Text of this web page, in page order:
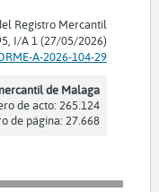
Registro Mercantil
I/A 1 (27/05/2026)
A-2026-104-29
de Malaga
de acto: 265.124
de página: 27.668